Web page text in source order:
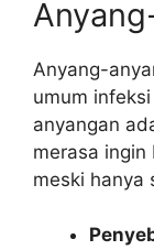
Anyang-
umum
anyangan
merasa
meski hanya